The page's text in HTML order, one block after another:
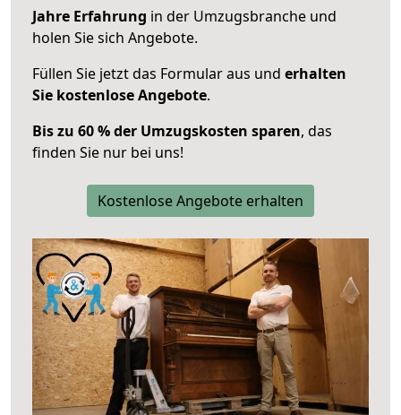
Jahre Erfahrung in der Umzugsbranche und
holen Sie sich Angebote.
Füllen Sie jetzt das Formular aus und erhalten
Sie kostenlose Angebote.
Bis zu 60 % der Umzugskosten sparen, das
finden Sie nur bei uns!
Kostenlose Angebote erhalten